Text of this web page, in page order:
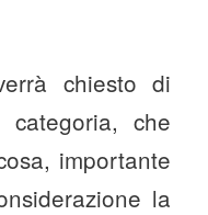
chiesto di
che
importante
la